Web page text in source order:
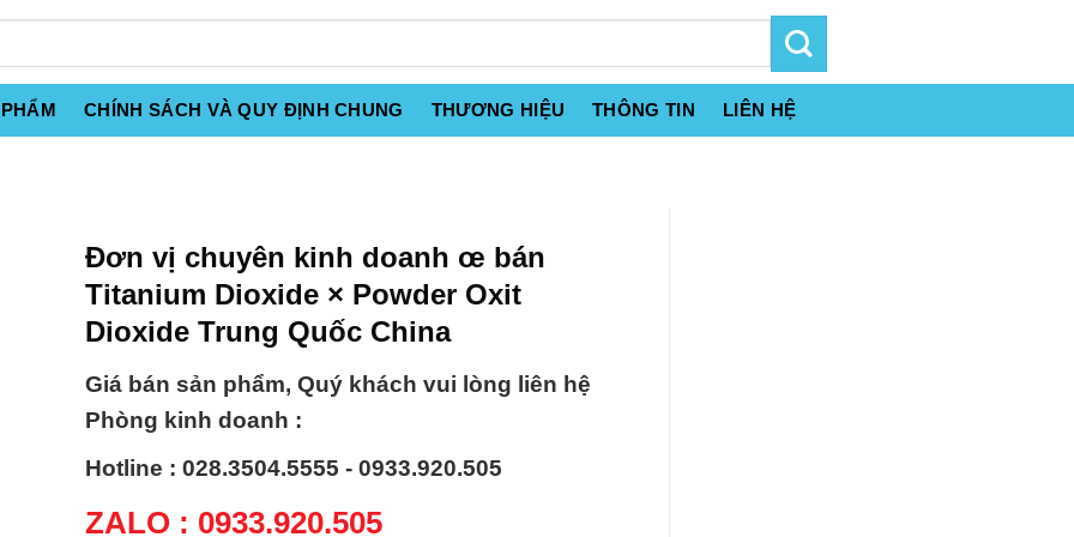
CHÍNH SÁCH VÀ QUY ĐỊNH CHUNG THƯƠNG HIỆU THÔNG TIN LIÊN HỆ
Đơn vị chuyên kinh doanh œ bán
Titanium Dioxide × Powder Oxit
Dioxide Trung Quốc China
Giá bán sản phẩm, Quý khách vui lòng liên hệ
Phòng kinh doanh :
Hotline : 028.3504.5555 - 0933.920.505
ZALO : 0933.920.505